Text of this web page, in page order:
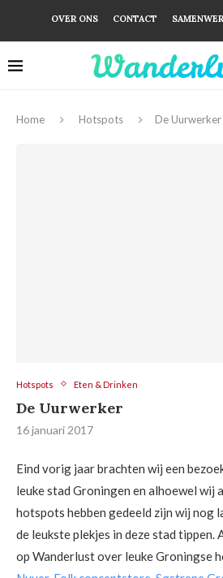
OVER ONS CONTACT
Home Hotspots De Uurwerker
Hotspots Eten & Drinken
De Uurwerker
16 januari 2017
Eind vorig jaar brachten wij een
leuke stad Groningen en alhoewel wij
hotspots hebben gedeeld zijn wij nog
de leukste plekjes in deze stad tippen.
op Wanderlust over leuke Groningse